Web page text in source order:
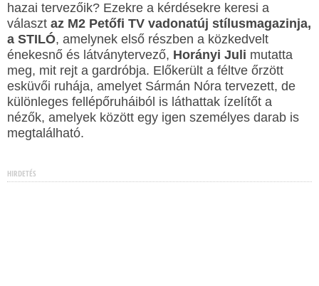
hazai tervezőik? Ezekre a kérdésekre keresi a
választ az M2 Petőfi TV vadonatúj stílusmagazinja,
a STILÓ, amelynek első részben a közkedvelt
énekesnő és látványtervező, Horányi Juli mutatta
meg, mit rejt a gardróbja. Előkerült a féltve őrzött
esküvői ruhája, amelyet Sármán Nóra tervezett, de
különleges fellépőruháiból is láthattak ízelítőt a
nézők, amelyek között egy igen személyes darab is
megtalálható.
HIRDETÉS